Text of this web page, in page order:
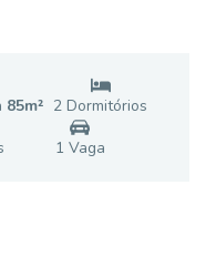
85m² 2 Dormitórios
1 Vaga